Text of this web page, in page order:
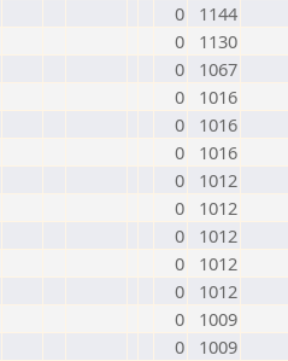
0
1144
0
1130
0
1067
0
1016
0
1016
0
1016
0
1012
0
1012
0
1012
0
1012
0
1012
0
1009
0
1009